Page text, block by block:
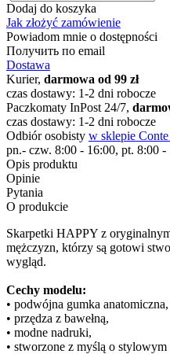
Dodaj do koszyka
Jak złożyć zamówienie
Powiadom mnie o dostępności
Получить по email
Dostawa
Kurier, darmowa od 99 zł
czas dostawy: 1-2 dni robocze
Paczkomaty InPost 24/7,
czas dostawy: 1-2 dni robocze
Odbiór osobisty w sklepie
pn.- czw. 8:00 - 16:00, pt. 8:00 -
Opis produktu
Opinie
Pytania
O produkcie
Skarpetki HAPPY z
mężczyzn, którzy są gotowi
wygląd.
Cechy modelu:
• podwójna gumka anatomiczna,
• przędza z bawełną,
• modne nadruki,
• stworzone z myślą o